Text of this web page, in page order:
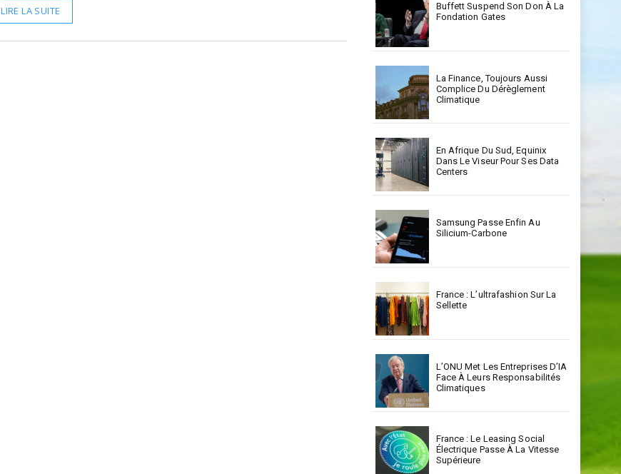
LIRE LA SUITE
Buffett Suspend Son Don À La
Fondation Gates
La Finance, Toujours Aussi
Complice Du Dérèglement
Climatique
En Afrique Du Sud, Equinix
Dans Le Viseur Pour Ses Data
Centers
Samsung Passe Enfin Au
Silicium-Carbone
France : L’ultrafashion Sur La
Sellette
L’ONU Met Les Entreprises D’IA
Face À Leurs Responsabilités
Climatiques
France : Le Leasing Social
Électrique Passe À La Vitesse
Supérieure